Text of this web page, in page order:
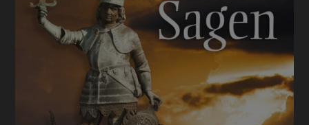
IDEEN & BEGLEITMATERIAL